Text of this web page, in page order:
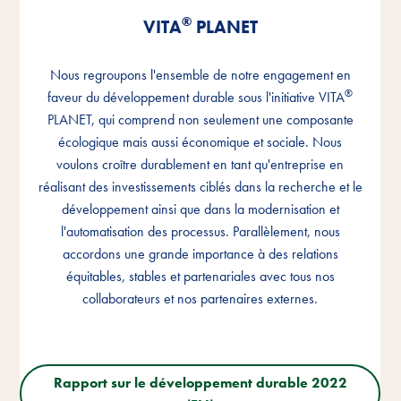
VITA®PLANET
Nous regroupons l'ensemble de notre engagement en
faveur du développement durable sous l'initiative VITA®
PLANET, qui comprend non seulement une composante
écologique mais aussi économique et sociale. Nous
voulons croître durablement en tant qu'entreprise en
réalisant des investissements ciblés dans la recherche et le
développement ainsi que dans la modernisation et
l'automatisation des processus. Parallèlement, nous
accordons une grande importance à des relations
équitables, stables et partenariales avec tous nos
collaborateurs et nos partenaires externes.
Rapport sur le développement durable 2022
VITA®PLANET
Nous regroupons l'ensemble de notre engagement en
faveur du développement durable sous l'initiative VITA®
PLANET, qui comprend non seulement une composante
écologique mais aussi économique et sociale. Nous
voulons croître durablement en tant qu'entreprise en
réalisant des investissements ciblés dans la recherche et le
développement ainsi que dans la modernisation et
l'automatisation des processus. Parallèlement, nous
accordons une grande importance à des relations
équitables, stables et partenariales avec tous nos
collaborateurs et nos partenaires externes.
Rapport sur le développement durable 2022
VITA®PLANET
Nous regroupons l'ensemble de notre engagement en
faveur du développement durable sous l'initiative VITA®
PLANET, qui comprend non seulement une composante
écologique mais aussi économique et sociale. Nous
voulons croître durablement en tant qu'entreprise en
réalisant des investissements ciblés dans la recherche et le
développement ainsi que dans la modernisation et
l'automatisation des processus. Parallèlement, nous
accordons une grande importance à des relations
équitables, stables et partenariales avec tous nos
collaborateurs et nos partenaires externes.
Rapport sur le développement durable 2022